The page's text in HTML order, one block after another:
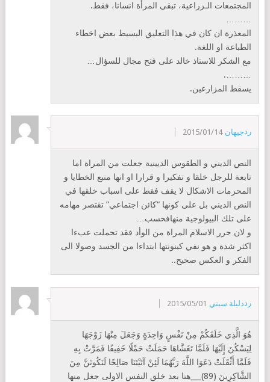
المجتمعات الـزراعية، تبقى المرأة انسانا، فقط.
………
المعذرة ان كان في هذا التعليق البسيط بعض اخطاء
الطباعة او اللغة.
مع الشكر للاستاذ خالد على فتح مجال للسؤال…
……….
يسقط المزارعين.
جيهان 2015/01/14 رد
النص الديني و الطقوس الديينية جعلت من المراة اما
تابعة للرجل خلقا و تفكيرا و قرارا او انها منبع الخطايا و
المحرمات الاشكال لا يقف فقط على اسباب خلقها في
النص الديني بل على كونها “كائن اجتماعي” تقتصر مهامه
على تلك البيولوجية منهافحسب…
و لان حرر الاسلام المراة من الوأد فقد تحملت عبءا
اكثر شدة و هو نفي كينونتها ابتداءا من الجسد وصولا الى
الفكر و العكس صحيح..
دليلة سبتي 2015/05/01 رد
هُوَ الَّذِي خَلَقَكُمْ مِنْ نَفْسٍ وَاحِدَةٍ وَجَعَلَ مِنْهَا زَوْجَهَا
لِيَسْكُنَ إِلَيْهَا فَلَمَّا تَغَشَّاهَا حَمَلَتْ حَمْلًا خَفِيفًا فَمَرَّتْ بِهِ
فَلَمَّا أَثْقَلَتْ دَعَوَا اللَّهَ رَبَّهُمَا لَئِنْ آتَيْتَنَا صَالِحًا لَنَكُونَنَّ مِنَ
الشَّاكِرِينَ (89)___هنا بعد خلق النفس الاولى جعل منها